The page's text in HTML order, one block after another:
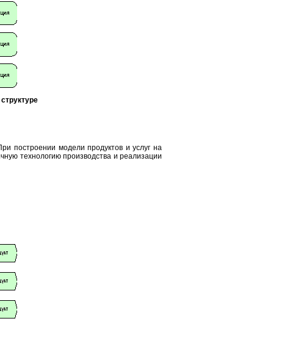
построении модели продуктов и услуг на
технологию производства и реализации